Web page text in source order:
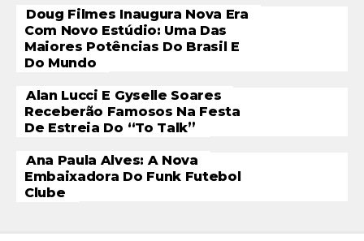
Doug Filmes Inaugura Nova Era
Com Novo Estúdio: Uma Das
Maiores Potências Do Brasil E
Do Mundo
Alan Lucci E Gyselle Soares
Receberão Famosos Na Festa
De Estreia Do “To Talk”
Ana Paula Alves: A Nova
Embaixadora Do Funk Futebol
Clube